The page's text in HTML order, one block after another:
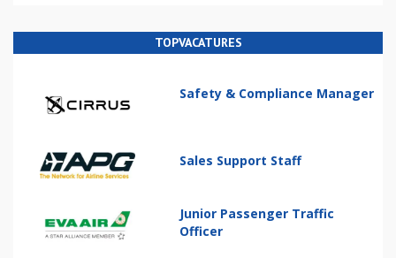
TOPVACATURES
Safety & Compliance Manager
Sales Support Staff
Junior Passenger Traffic
Officer